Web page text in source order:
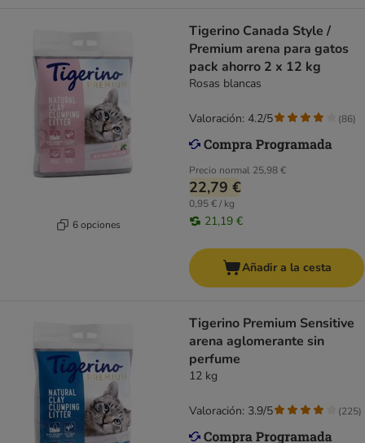
6 opciones
Tigerino Canada Style /
Premium arena para gatos
pack ahorro 2 x 12 kg
Rosas blancas
Precio normal 25,98 €
22,79 €
0,95 € / kg
21,19 €
Valoración: 4.2/5 (86)
Añadir a la cesta
Tigerino Premium Sensitive
arena aglomerante sin
perfume
12 kg
Valoración: 3.9/5 (225)